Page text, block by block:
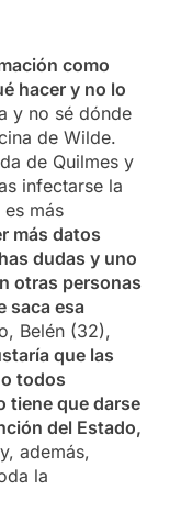
como
hacer y no lo
y no sé dónde
de Wilde.
de Quilmes y
infectarse la
más
más datos
dudas y uno
otras personas
saca esa
Belén (32),
que las
todos
tiene que darse
del Estado,
y, además,
la